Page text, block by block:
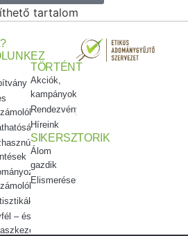
tartalom
– és
EZ
TÖRTÉNT
Akciók,
kampányok
Rendezvényeink
Híreink
SIKERSZTORIK
Álom
gazdik
Elismeréseink